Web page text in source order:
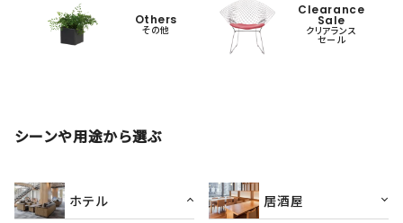
Others
その他
Clearance
Sale
クリアランス
セール
シーンや用途から選ぶ
ホテル 居酒屋